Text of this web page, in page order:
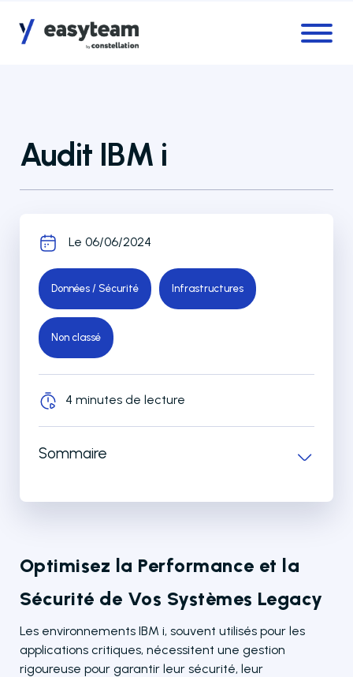
Audit IBM i
Le 06/06/2024
Données / Sécurité Infrastructures
Non classé
4 minutes de lecture
Sommaire
Optimisez la Performance et la
Sécurité de Vos Systèmes Legacy
Les environnements IBM i, souvent utilisés pour les
applications critiques, nécessitent une gestion
rigoureuse pour garantir leur sécurité, leur